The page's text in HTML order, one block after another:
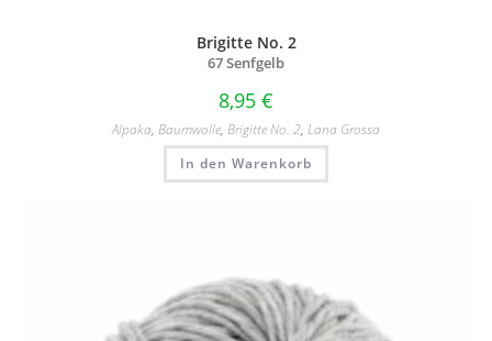
Brigitte No. 2
67 Senfgelb
8,95 €
Alpaka, Baumwolle, Brigitte No. 2, Lana Grossa
In den Warenkorb